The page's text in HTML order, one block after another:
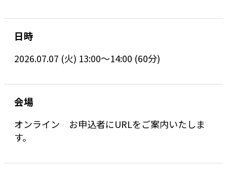
日時
2026.07.07 (火) 13:00〜14:00 (60分)
会場
オンライン お申込者にURLをご案内いたしま
す。